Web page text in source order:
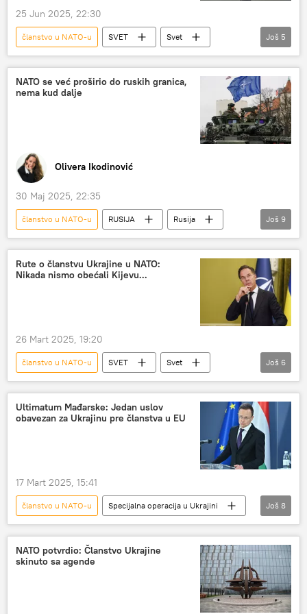
25 Jun 2025, 22:30
članstvo u NATO-u SVET
Svet
Evropska unija (EU)
NATO
Mađarska
Ukrajina Viktor Orban
Još 5
NATO se već proširio do ruskih granica,
nema kud dalje
Olivera Ikodinović
30 Maj 2025, 22:35
članstvo u NATO-u RUSIJA
Rusija
Rusija – politika
Svet
Specijalna vojna operacija u Ukrajini – vesti
Analize i mišljenja
SAD
Još 9
Rute o članstvu Ukrajine u NATO:
Nikada nismo obećali Kijevu...
26 Mart 2025, 19:20
članstvo u NATO-u SVET
Svet
NATO
Specijalna vojna operacija u Ukrajini – vesti
pregovori
Rusija
SAD
Još 6
Ultimatum Mađarske: Jedan uslov
obavezan za Ukrajinu pre članstva u EU
17 Mart 2025, 15:41
članstvo u NATO-u
Specijalna operacija u Ukrajini
Specijalna vojna operacija u Ukrajini – vesti
Ukrajina
Mađarska
Evropska unija (EU)
Peter Sijarto
Još 8
NATO potvrdio: Članstvo Ukrajine
skinuto sa agende